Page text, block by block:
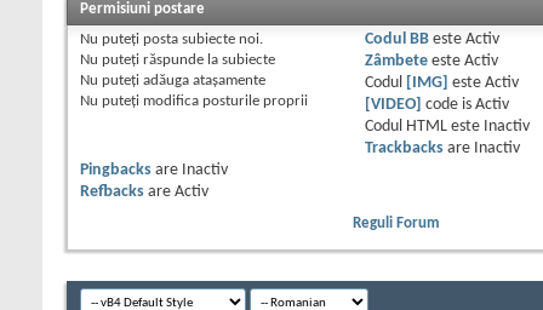
Permisiuni postare
Nu puteţi posta subiecte noi.
Nu puteţi răspunde la subiecte
Nu puteţi adăuga ataşamente
Nu puteţi modifica posturile proprii
Codul BBeste Activ
Zâmbeteeste Activ
Codul
[IMG] este Activ
[VIDEO]
code is Activ
Codul HTML este
Inactiv
Trackbacksare
Inactiv
Pingbacks are
Inactiv
Refbacks are Activ
Reguli Forum